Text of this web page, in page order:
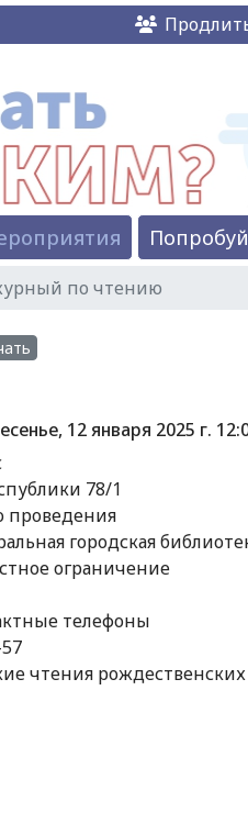
по чтению
12 января 2025 г.
78/1
проведения
городская
ограничение
телефоны
чтения